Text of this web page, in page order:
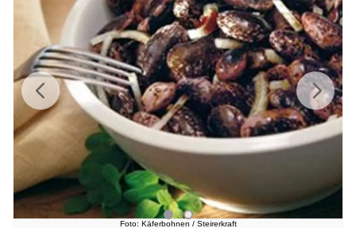
Foto: Käferbohnen / Steirerkraft
Next
Previous